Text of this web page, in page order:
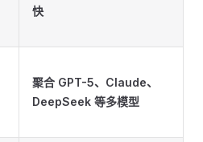
快
聚合 GPT-5、Claude、
DeepSeek 等多模型